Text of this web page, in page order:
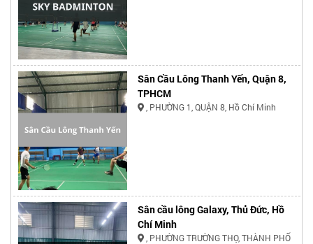
Sân Cầu Lông Thanh Yến, Quận 8,
TPHCM
, PHƯỜNG 1, QUẬN 8, Hồ Chí Minh
Sân cầu lông Galaxy, Thủ Đức, Hồ
Chí Minh
, PHƯỜNG TRƯỜNG THỌ, THÀNH PHỐ